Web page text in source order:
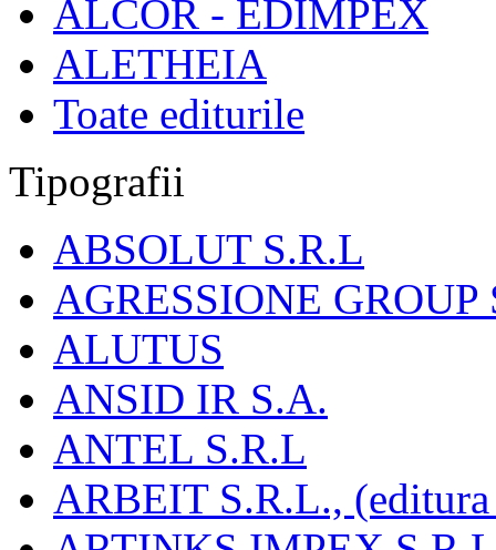
ALCOR - EDIMPEX
ALETHEIA
Toate editurile
Tipografii
ABSOLUT S.R.L
AGRESSIONE GROUP
ALUTUS
ANSID IR S.A.
ANTEL S.R.L
ARBEIT S.R.L.,